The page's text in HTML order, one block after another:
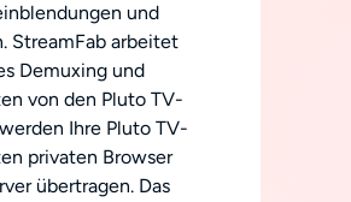
und
StreamFab arbeitet
Demuxing und
von den Pluto TV-
Ihre Pluto TV-
privaten Browser
übertragen. Das